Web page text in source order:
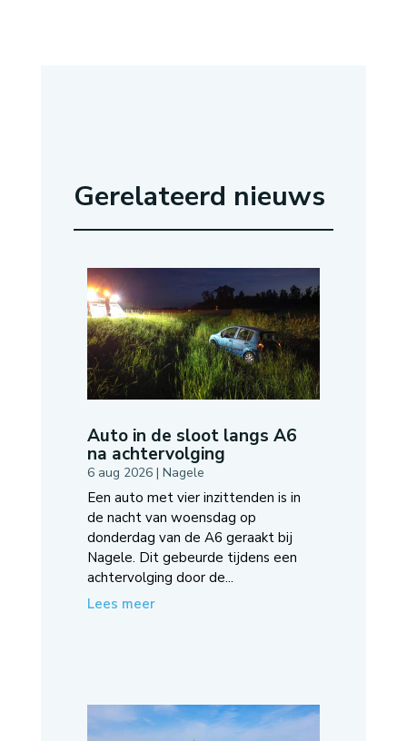
Gerelateerd nieuws
Auto in de sloot langs A6
na achtervolging
6 aug 2026| Nagele
Een auto met vier inzittenden is in
de nacht van woensdag op
donderdag van de A6 geraakt bij
Nagele. Dit gebeurde tijdens een
achtervolging door de...
Lees meer